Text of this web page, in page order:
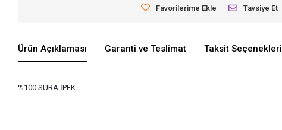
Favorilerime Ekle Tavsiye Et
Ürün Açıklaması Garanti ve Teslimat Taksit Seçenekleri
%100 SURA İPEK